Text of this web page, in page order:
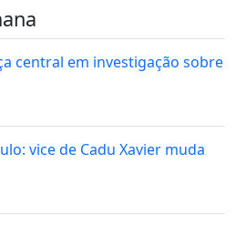
central em investigação sobre
vice de Cadu Xavier muda